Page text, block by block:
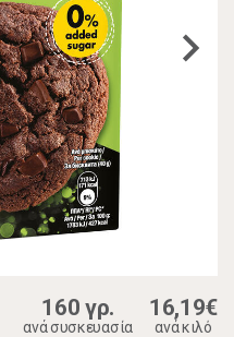
160 γρ.
ανά συσκευασία
16,19€
ανά κιλό